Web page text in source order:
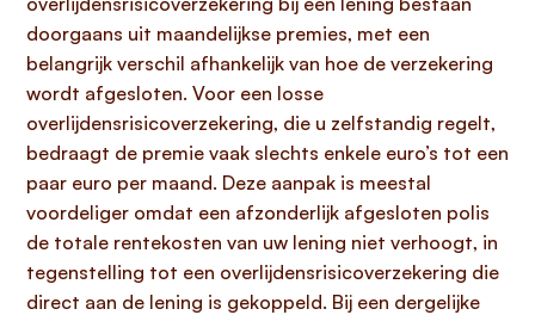
doorgaans uit maandelijkse premies, met een
belangrijk verschil afhankelijk van hoe de verzekering
wordt afgesloten. Voor een losse
overlijdensrisicoverzekering, die u zelfstandig regelt,
bedraagt de premie vaak slechts enkele euro’s tot een
paar euro per maand. Deze aanpak is meestal
voordeliger omdat een afzonderlijk afgesloten polis
de totale rentekosten van uw lening niet verhoogt, in
tegenstelling tot een overlijdensrisicoverzekering die
direct aan de lening is gekoppeld. Bij een dergelijke